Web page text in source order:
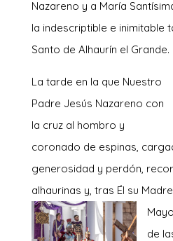
Nazareno y a María
la indescriptible e inimitable
Santo de Alhaurín el Grande.
La tarde en la que Nuestro
Padre Jesús Nazareno con
la cruz al hombro y
coronado de espinas,
generosidad y perdón,
alhaurinas y, tras Él su
de